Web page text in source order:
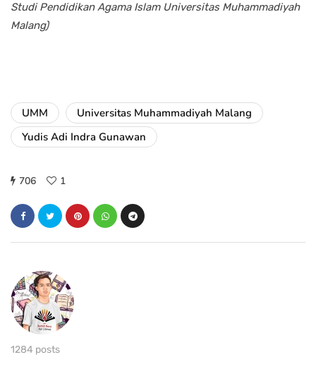
Studi Pendidikan Agama Islam Universitas Muhammadiyah
Malang)
UMM
Universitas Muhammadiyah Malang
Yudis Adi Indra Gunawan
706 1
1284 posts